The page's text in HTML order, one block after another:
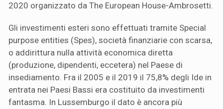
2020 organizzato da The European House-Ambrosetti.
Gli investimenti esteri sono effettuati tramite Special
purpose entities (Spes), società finanziarie con scarsa,
o addirittura nulla attività economica diretta
(produzione, dipendenti, eccetera) nel Paese di
insediamento. Fra il 2005 e il 2019 il 75,8% degli Ide in
entrata nei Paesi Bassi era costituito da investimenti
fantasma. In Lussemburgo il dato è ancora più